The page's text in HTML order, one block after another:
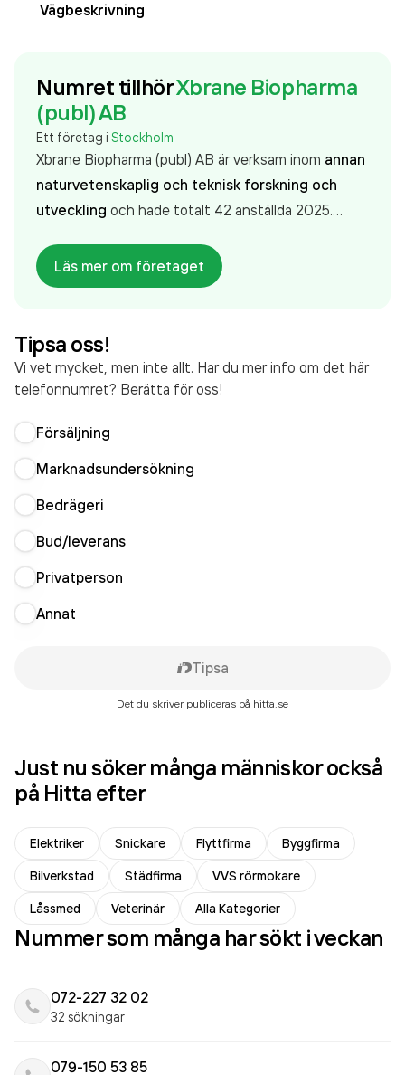
Vägbeskrivning
Numret tillhörXbrane Biopharma
(publ) AB
Ett företag i Stockholm
Xbrane Biopharma (publ) AB är verksam inom annan
naturvetenskaplig och teknisk forskning och
utveckling och hade totalt 42 anställda 2025.
sedan 2024 då det jobbade 71 personer på
företaget. Bolaget är ett aktiebolag som varit aktivt
341 349 000,00 kr
Läs mer om företaget
Tipsa oss!
Vi vet mycket, men inte allt. Har du mer info om det här
telefonnumret? Berätta för oss!
Försäljning
Marknadsundersökning
Bedrägeri
Bud/leverans
Privatperson
Annat
Tipsa
Det du skriver publiceras på hitta.se
Just nu söker många människor också
på Hitta efter
Elektriker Snickare Flyttfirma
Byggfirma
Bilverkstad
Städfirma
VVS rörmokare
Låssmed
Veterinär Alla Kategorier
Nummer som många har sökt i veckan
072-227 32 02
32 sökningar
079-150 53 85